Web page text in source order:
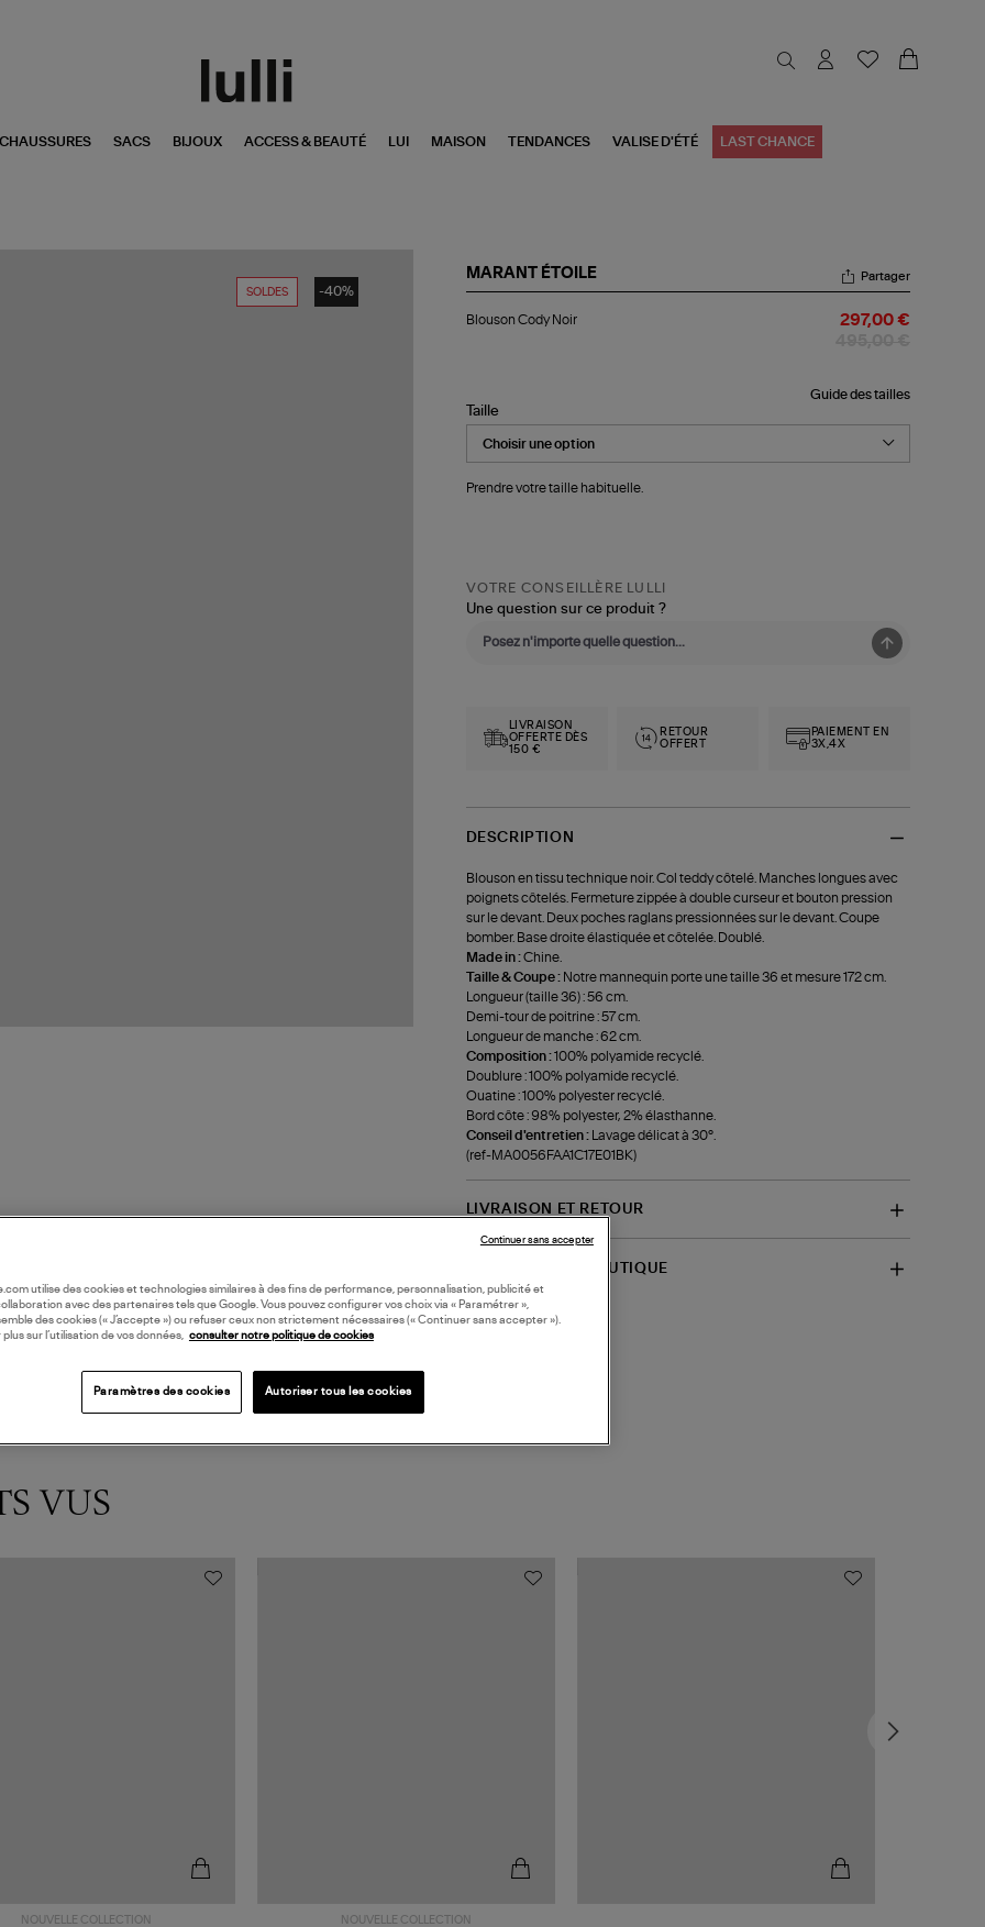
CHAUSSURES SACS BIJOUX ACCESS & BEAUTÉ LUI MAISON TENDANCES VALISE D'ÉTÉ LAST CHANCE
SOLDES -40%
MARANT ÉTOILE
Cody
Partager
Blouson Cody Noir 297,00 €
Guide des tailles
Taille
Prendre votre taille habituelle.
VOTRE CONSEILLÈRE LULLI
Une question sur ce produit ?
LIVRAISON
OFFERTE DÈS
150 €
RETOUR
OFFERT
PAIEMENT EN
3X,4X
DESCRIPTION
Blouson en tissu technique noir. Col teddy côtelé. Manches longues avec
poignets côtelés. Fermeture zippée à double curseur et bouton pression
sur le devant. Deux poches raglans pressionnées sur le devant. Coupe
bomber. Base droite élastiquée et côtelée. Doublé.
Made in :Chine.
Taille & Coupe : Notre mannequin porte une taille 36 et mesure 172 cm.
Longueur (taille 36) : 56 cm.
Demi-tour de poitrine : 57 cm.
Longueur de manche : 62 cm.
Composition :100% polyamide recyclé.
Doublure : 100% polyamide recyclé.
Ouatine : 100% polyester recyclé.
Bord côte : 98% polyester, 2% élasthanne.
Conseil d'entretien :
Lavage délicat à 30°.
(ref-MA0056FAA1C17E01BK)
LIVRAISON ET RETOUR
DISPONIBILITÉ BOUTIQUE
VUS
NOUVELLE COLLECTION NOUVELLE COLLECTION
utilise des cookies et technologies similaires à des fins de performance, personnalisation, publicité et
avec des partenaires tels que Google. Vous pouvez configurer vos choix via « Paramétrer »,
des cookies (« J’accepte ») ou refuser ceux non strictement nécessaires (« Continuer sans accepter »).
plus sur l’utilisation de vos données, consulter notre politique de cookies
Paramètres des cookies Autoriser tous les cookies
Continuer sans accepter